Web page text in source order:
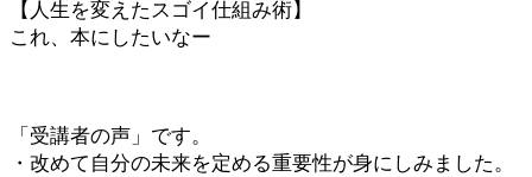
【人生を変えたスゴイ仕組み術】
これ、本にしたいなー
「受講者の声」です。
・改めて自分の未来を定める重要性が身にしみました。